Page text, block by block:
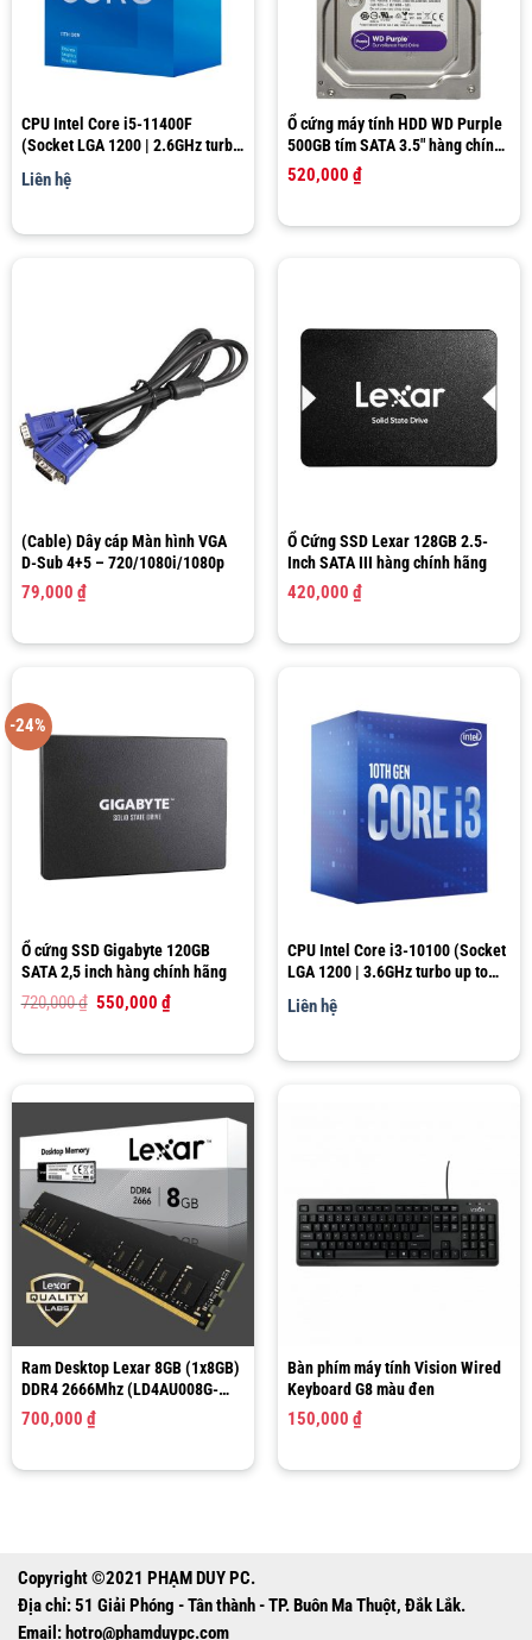
CPU Intel Core i5-11400F
(Socket LGA 1200 | 2.6GHz turbo
12MB Cache)
Liên hệ
Ổ cứng máy tính HDD WD Purple
500GB tím SATA 3.5″ hàng chính
hãng Western Digital
520,000 ₫
(Cable) Dây cáp Màn hình VGA
D-Sub 4+5 – 720/1080i/1080p
79,000 ₫
Ổ Cứng SSD Lexar 128GB 2.5-
Inch SATA III hàng chính hãng
420,000 ₫
-24%
Ổ cứng SSD Gigabyte 120GB
SATA 2,5 inch hàng chính hãng
720,000₫ Giá
720,000 ₫.
550,000 ₫Giá
hiện
là:
CPU Intel Core i3-10100 (Socket
LGA 1200 | 3.6GHz turbo up to
Cache)
Liên hệ
Ram Desktop Lexar 8GB (1x8GB)
DDR4 2666Mhz (LD4AU008G-
R2666G)
700,000 ₫
Bàn phím máy tính Vision Wired
Keyboard G8 màu đen
150,000 ₫
Copyright ©2021 PHẠM DUY PC.
Địa chỉ: 51 Giải Phóng - Tân thành - TP. Buôn Ma Thuột, Đắk Lắk.
Email: hotro@phamduypc.com